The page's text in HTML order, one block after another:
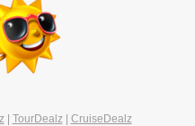
| TourDealz| CruiseDealz